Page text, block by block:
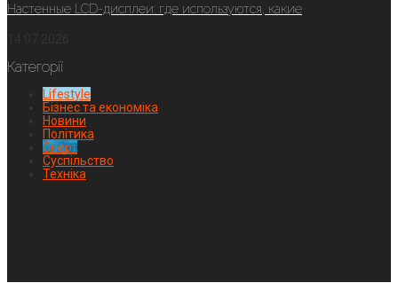
Настенные LCD-дисплеи: где используются, какие
Категорії
Lifestyle
Бізнес та економіка
Новини
Політика
Спорт
Суспільство
Техніка